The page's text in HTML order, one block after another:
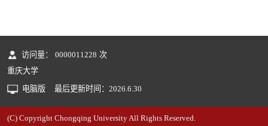
访问量： 0000011228 次
重庆大学
电脑版
最后更新时间： 2026 6 30
(C) Copyright Chongqing University All Rights Reserved.